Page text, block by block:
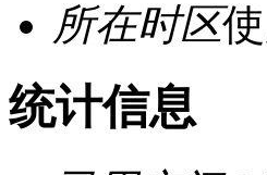
所在时区
统计信息